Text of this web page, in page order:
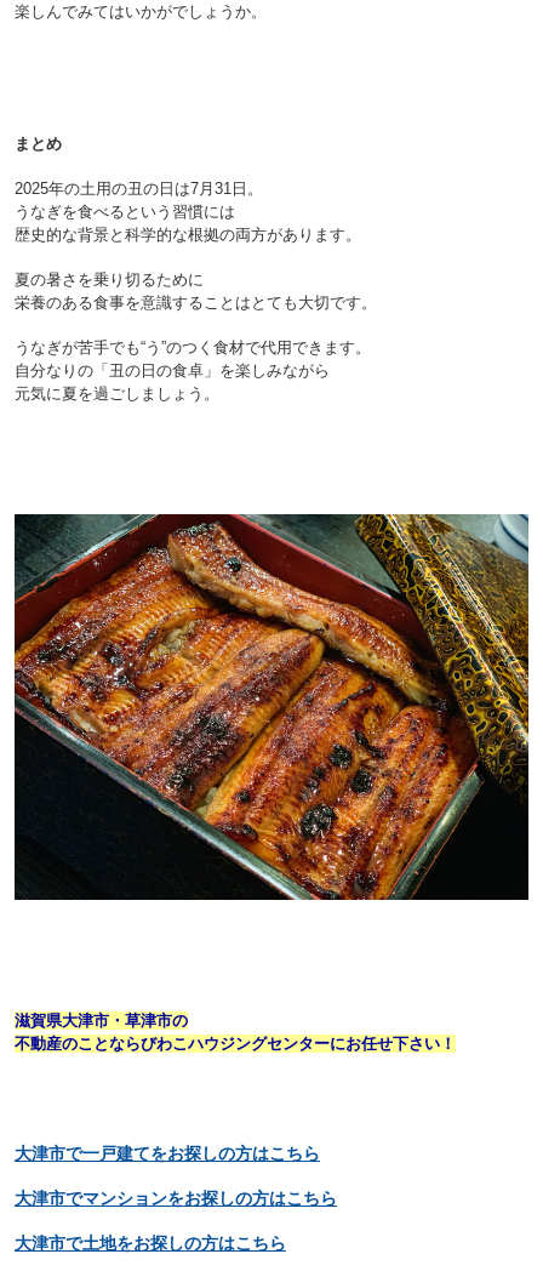
楽しんでみてはいかがでしょうか。
まとめ
2025年の土用の丑の日は7月31日。
うなぎを食べるという習慣には
歴史的な背景と科学的な根拠の両方があります。
夏の暑さを乗り切るために
栄養のある食事を意識することはとても大切です。
うなぎが苦手でも“う”のつく食材で代用できます。
自分なりの「丑の日の食卓」を楽しみながら
元気に夏を過ごしましょう。
滋賀県大津市・草津市の
不動産のことならびわこハウジングセンターにお任せ下さい！
大津市で一戸建てをお探しの方はこちら
大津市でマンションをお探しの方はこちら
大津市で土地をお探しの方はこちら